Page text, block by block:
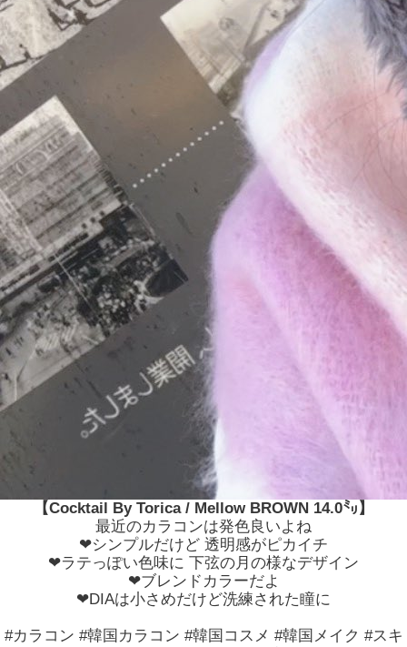
【Cocktail By Torica / Mellow BROWN 14.0㍉】
最近のカラコンは発色良いよね
❤シンプルだけど 透明感がピカイチ
❤ラテっぽい色味に 下弦の月の様なデザイン
❤ブレンドカラーだよ
❤DIAは小さめだけど洗練された瞳に
#カラコン #韓国カラコン #韓国コスメ #韓国メイク #スキ